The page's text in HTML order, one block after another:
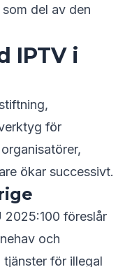
del av den
IPTV i
för
ökar successivt.
2025:100 föreslår
och
för illegal